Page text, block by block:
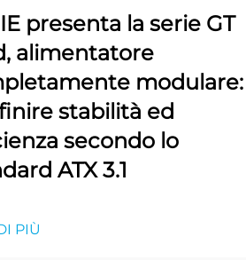
presenta la serie GT
alimentatore
modulare:
stabilità ed
secondo lo
ATX 3.1
PIÙ